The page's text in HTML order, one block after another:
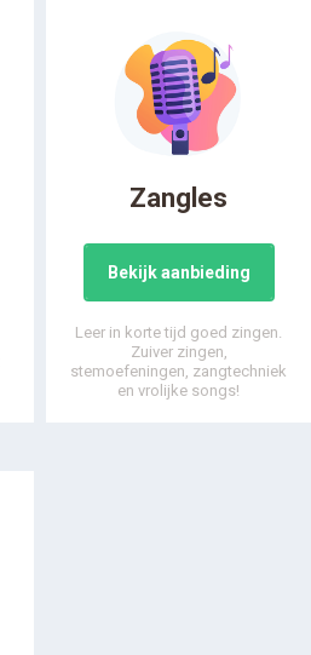
Zangles
Bekijk aanbieding
Leer in korte tijd goed zingen.
Zuiver zingen,
stemoefeningen, zangtechniek
en vrolijke songs!